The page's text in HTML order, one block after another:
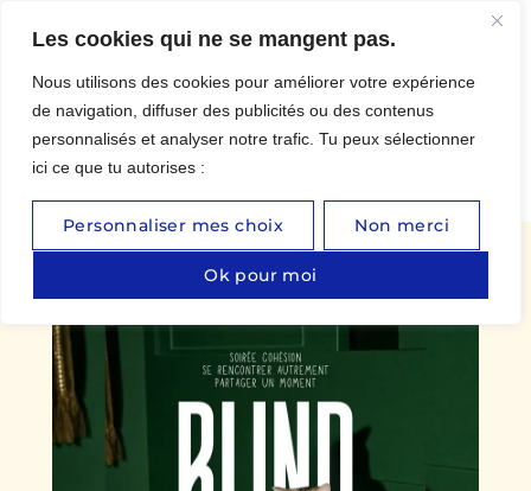
Les cookies qui ne se mangent pas.
Nous utilisons des cookies pour améliorer votre expérience
de navigation, diffuser des publicités ou des contenus
personnalisés et analyser notre trafic. Tu peux sélectionner
ici ce que tu autorises :
Personnaliser mes choix Non merci
Ok pour moi
BLINDTEST CARRÉ KTDRAL X
MAUA YOGA